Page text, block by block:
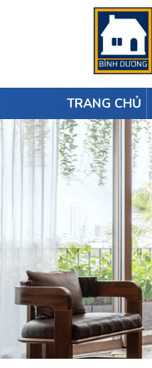
TRANG CHỦ